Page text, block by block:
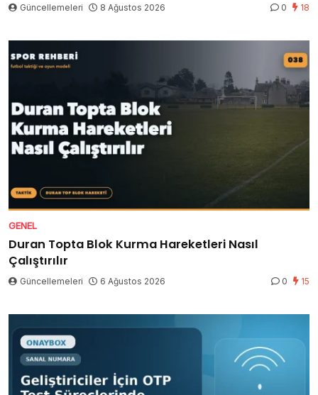
Güncellemeleri 8 Ağustos 2026 0 18
GENEL
Duran Topta Blok Kurma Hareketleri Nasıl
Çalıştırılır
Güncellemeleri 6 Ağustos 2026 0 15